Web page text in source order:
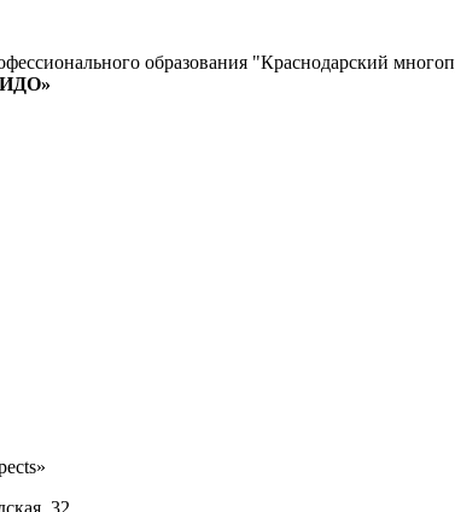
образования "Краснодарский